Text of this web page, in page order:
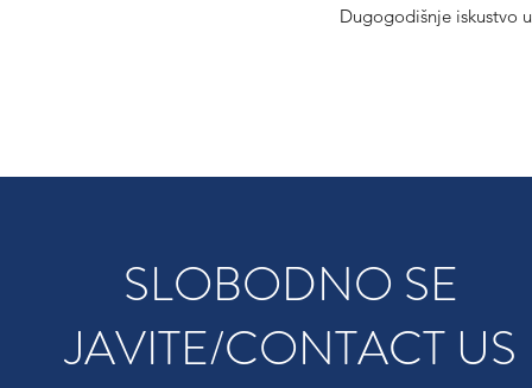
Dugogodišnje iskustvo
SLOBODNO SE
JAVITE/CONTACT US